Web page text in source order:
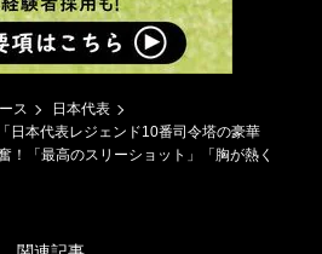
ス
日本代表
日本代表レジェンド10番司令塔の豪華
！「最高のスリーショット」「胸が熱く